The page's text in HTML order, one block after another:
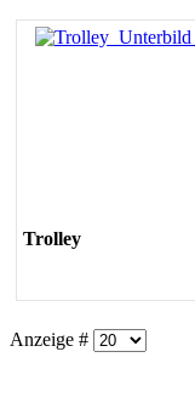
Trolley
Anzeige #